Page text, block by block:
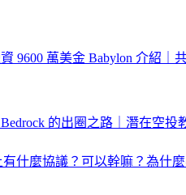
9600 萬美金 Babylon 介紹｜
的出圈之路｜潛在空投
有什麼協議？可以幹嘛？為什